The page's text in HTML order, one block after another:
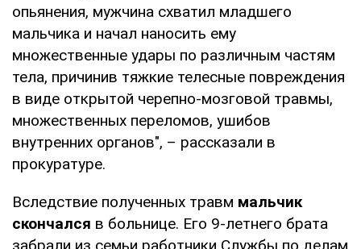
опьянения, мужчина схватил младшего
мальчика и начал наносить ему
множественные удары по различным частям
тела, причинив тяжкие телесные повреждения
в виде открытой черепно-мозговой травмы,
множественных переломов, ушибов
внутренних органов", – рассказали в
прокуратуре.
Вследствие полученных травм мальчик
скончался в больнице. Его 9-летнего брата
забрали из семьи работники Службы по делам